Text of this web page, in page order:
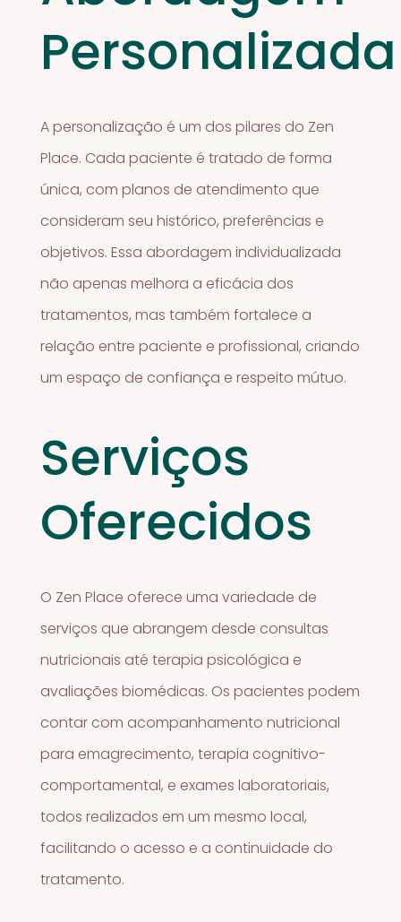
Personalizada
A personalização é um dos pilares do Zen
Place. Cada paciente é tratado de forma
única, com planos de atendimento que
consideram seu histórico, preferências e
objetivos. Essa abordagem individualizada
não apenas melhora a eficácia dos
tratamentos, mas também fortalece a
relação entre paciente e profissional, criando
um espaço de confiança e respeito mútuo.
Serviços
Oferecidos
O Zen Place oferece uma variedade de
serviços que abrangem desde consultas
nutricionais até terapia psicológica e
avaliações biomédicas. Os pacientes podem
contar com acompanhamento nutricional
para emagrecimento, terapia cognitivo-
comportamental, e exames laboratoriais,
todos realizados em um mesmo local,
facilitando o acesso e a continuidade do
tratamento.